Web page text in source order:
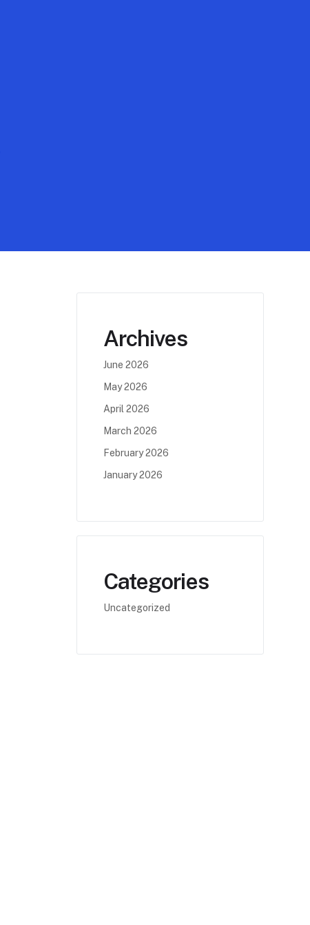
Archives
June 2026
May 2026
April 2026
March 2026
February 2026
January 2026
Categories
Uncategorized